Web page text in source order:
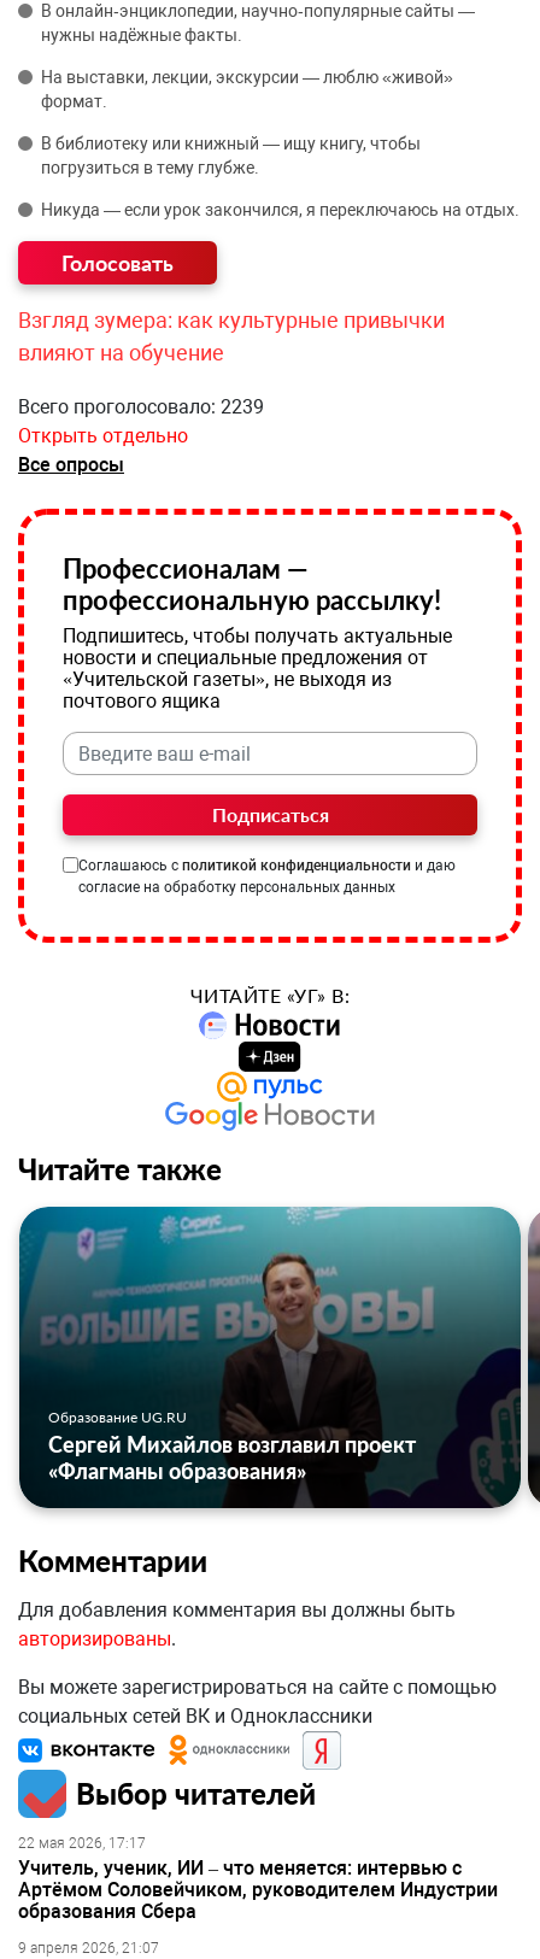
В онлайн‑энциклопедии, научно‑популярные сайты —
нужны надёжные факты.
На выставки, лекции, экскурсии — люблю «живой»
формат.
В библиотеку или книжный — ищу книгу, чтобы
погрузиться в тему глубже.
Никуда — если урок закончился, я переключаюсь на отдых.
Взгляд зумера: как культурные привычки
влияют на обучение
Всего проголосовало: 2239
Открыть отдельно
Все опросы
Профессионалам —
профессиональную рассылку!
Подпишитесь, чтобы получать актуальные
новости и специальные предложения от
«Учительской газеты», не выходя из
почтового ящика
Подписаться
Соглашаюсь с политикой конфиденциальности и даю
согласие на обработку персональных данных
ЧИТАЙТЕ «УГ» В:
Читайте также
Образование UG.RU
Сергей Михайлов возглавил проект
«Флагманы образования»
Комментарии
Для добавления комментария вы должны быть
авторизированы.
Вы можете зарегистрироваться на сайте с помощью
социальных сетей ВК и Одноклассники
Выбор читателей
22 мая 2026, 17:17
Учитель, ученик, ИИ – что меняется: интервью с
Артёмом Соловейчиком, руководителем Индустрии
образования Сбера
9 апреля 2026, 21:07